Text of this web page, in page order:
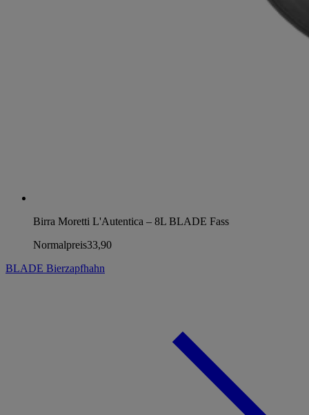
Birra Moretti L'Autentica – 8L BLADE Fass
Normalpreis33,90
BLADE Bierzapfhahn